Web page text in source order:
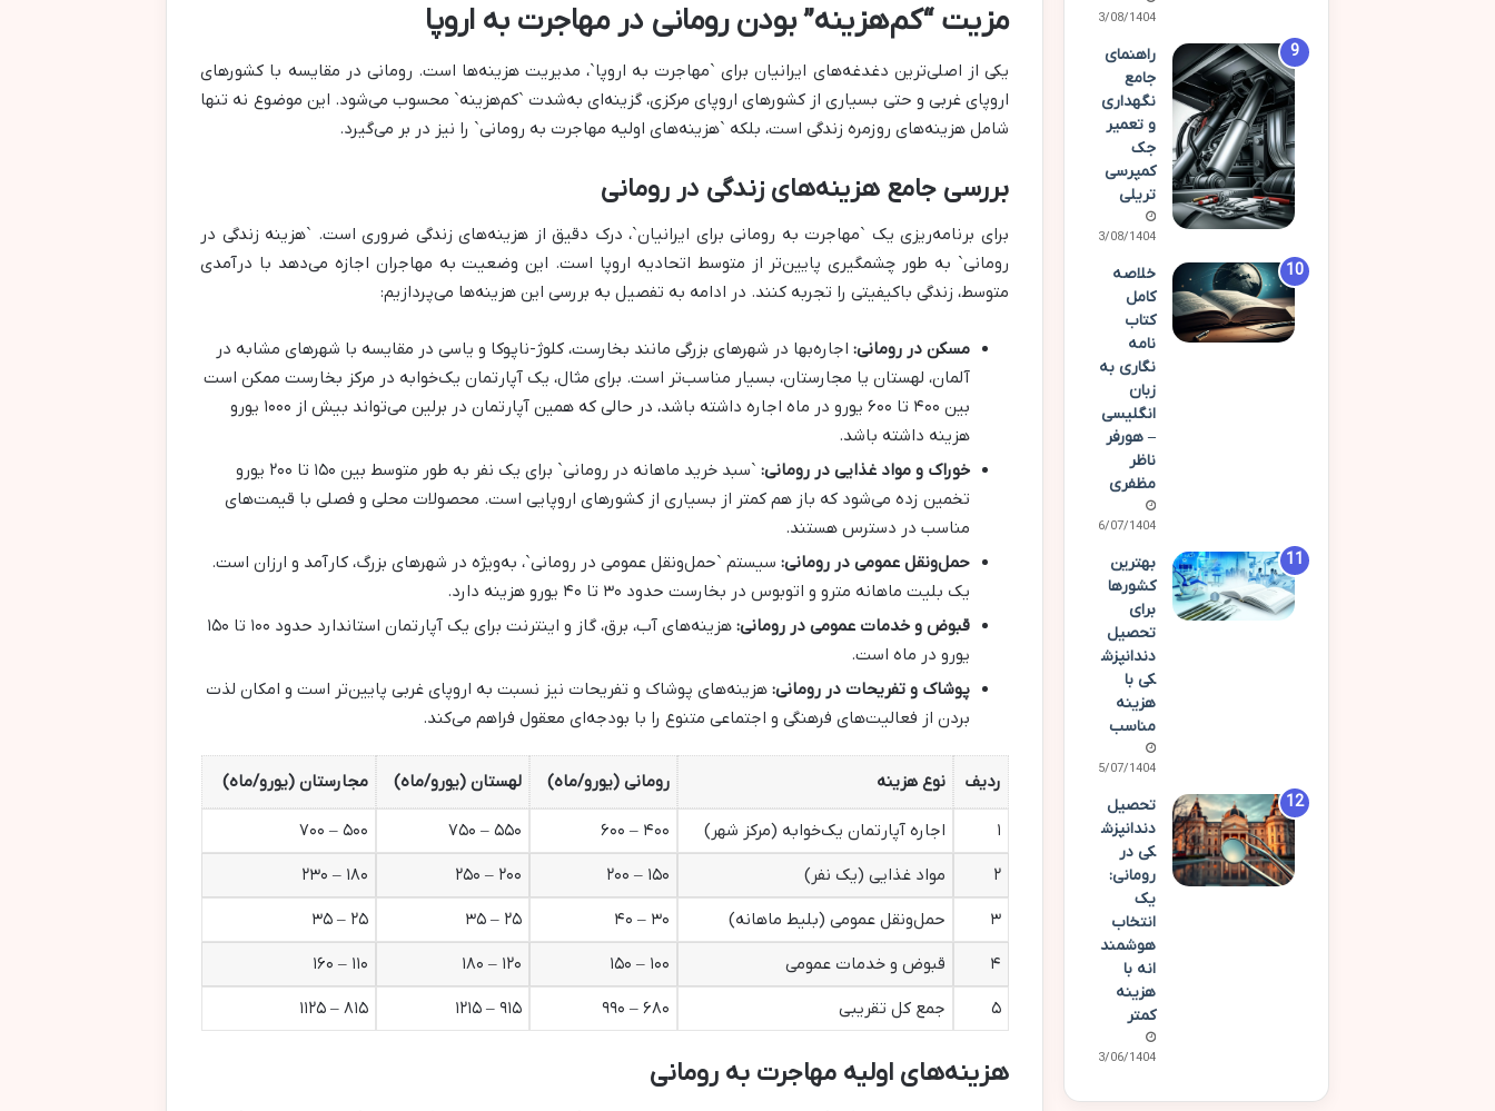
مزیت “کم‌هزینه” بودن رومانی در مهاجرت به اروپا
یکی از اصلی‌ترین دغدغه‌های ایرانیان برای `مهاجرت به اروپا`، مدیریت هزینه‌ها است. رومانی در مقایسه با کشورهای
اروپای غربی و حتی بسیاری از کشورهای اروپای مرکزی، گزینه‌ای به‌شدت `کم‌هزینه` محسوب می‌شود. این موضوع نه تنها
شامل هزینه‌های روزمره زندگی است، بلکه `هزینه‌های اولیه مهاجرت به رومانی` را نیز در بر می‌گیرد.
بررسی جامع هزینه‌های زندگی در رومانی
برای برنامه‌ریزی یک `مهاجرت به رومانی برای ایرانیان`، درک دقیق از هزینه‌های زندگی ضروری است. `هزینه زندگی در
رومانی` به طور چشمگیری پایین‌تر از متوسط اتحادیه اروپا است. این وضعیت به مهاجران اجازه می‌دهد با درآمدی
متوسط، زندگی باکیفیتی را تجربه کنند. در ادامه به تفصیل به بررسی این هزینه‌ها می‌پردازیم:
مسکن در رومانی: اجاره‌بها در شهرهای بزرگی مانند بخارست، کلوژ-ناپوکا و یاسی در مقایسه با شهرهای مشابه در
آلمان، لهستان یا مجارستان، بسیار مناسب‌تر است. برای مثال، یک آپارتمان یک‌خوابه در مرکز بخارست ممکن است
بین ۴۰۰ تا ۶۰۰ یورو در ماه اجاره داشته باشد، در حالی که همین آپارتمان در برلین می‌تواند بیش از ۱۰۰۰ یورو
هزینه داشته باشد.
خوراک و مواد غذایی در رومانی:
`سبد خرید ماهانه در رومانی` برای یک نفر به طور متوسط بین ۱۵۰ تا ۲۰۰ یورو
تخمین زده می‌شود که باز هم کمتر از بسیاری از کشورهای اروپایی است. محصولات محلی و فصلی با قیمت‌های
مناسب در دسترس هستند.
حمل‌ونقل عمومی در رومانی: سیستم `حمل‌ونقل عمومی در رومانی`، به‌ویژه در شهرهای بزرگ، کارآمد و ارزان است.
یک بلیت ماهانه مترو و اتوبوس در بخارست حدود ۳۰ تا ۴۰ یورو هزینه دارد.
قبوض و خدمات عمومی در رومانی:
هزینه‌های آب، برق، گاز و اینترنت برای یک آپارتمان استاندارد حدود ۱۰۰ تا ۱۵۰
یورو در ماه است.
پوشاک و تفریحات در رومانی: هزینه‌های پوشاک و تفریحات نیز نسبت به اروپای غربی پایین‌تر است و امکان لذت
بردن از فعالیت‌های فرهنگی و اجتماعی متنوع را با بودجه‌ای معقول فراهم می‌کند.
ردیف نوع هزینه رومانی (یورو/ماه) لهستان (یورو/ماه) مجارستان (یورو/ماه)
۱ اجاره آپارتمان یک‌خوابه (مرکز شهر) ۴۰۰ – ۶۰۰ ۵۵۰ – ۷۵۰
۵۰۰ – ۷۰۰
۲
مواد غذایی (یک نفر) ۱۵۰ – ۲۰۰ ۲۰۰ – ۲۵۰
۱۸۰ – ۲۳۰
۳
حمل‌ونقل عمومی (بلیط ماهانه) ۳۰ – ۴۰ ۲۵ – ۳۵
۲۵ – ۳۵
۴
قبوض و خدمات عمومی ۱۰۰ – ۱۵۰ ۱۲۰ – ۱۸۰
۱۱۰ – ۱۶۰
۵
جمع کل تقریبی ۶۸۰ – ۹۹۰ ۹۱۵ – ۱۲۱۵ ۸۱۵ – ۱۱۲۵
هزینه‌های اولیه مهاجرت به رومانی
03/08/1404
راهنمای
جامع
نگهداری
و تعمیر
جک
کمپرسی
تریلی
23/08/1404
خلاصه
کامل
کتاب
نامه
نگاری به
زبان
انگلیسی
– هورفر
ناظر
مظفری
06/07/1404
بهترین
کشورها
برای
تحصیل
دندانپزش
کی با
هزینه
مناسب
05/07/1404
تحصیل
دندانپزش
کی در
رومانی:
یک
انتخاب
هوشمند
انه با
هزینه
کمتر
23/06/1404